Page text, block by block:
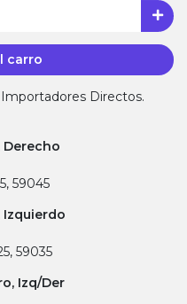
carro
Directos.
59045
Izquierdo
59035
Izq/Der